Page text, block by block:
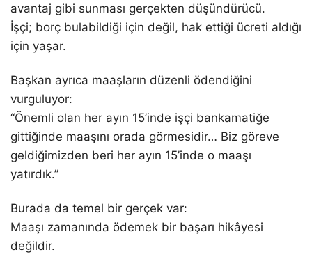
avantaj gibi sunması gerçekten düşündürücü.
İşçi; borç bulabildiği için değil, hak ettiği ücreti aldığı
için yaşar.
Başkan ayrıca maaşların düzenli ödendiğini
vurguluyor:
“Önemli olan her ayın 15’inde işçi bankamatiğe
gittiğinde maaşını orada görmesidir… Biz göreve
geldiğimizden beri her ayın 15’inde o maaşı
yatırdık.”
Burada da temel bir gerçek var:
Maaşı zamanında ödemek bir başarı hikâyesi
değildir.